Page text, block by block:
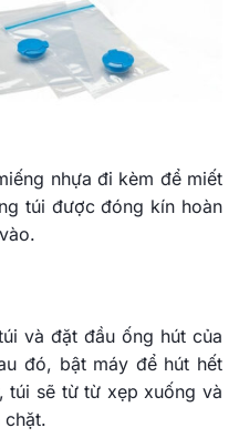
nhựa đi kèm để miết
túi được đóng kín hoàn
và đặt đầu ống hút của
đó, bật máy để hút hết
túi sẽ từ từ xẹp xuống và